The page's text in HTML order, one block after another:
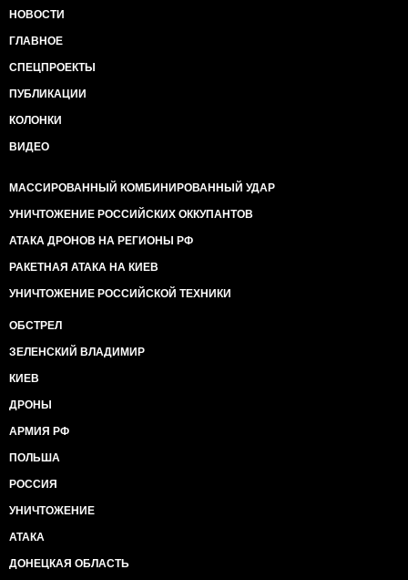
НОВОСТИ
ГЛАВНОЕ
СПЕЦПРОЕКТЫ
ПУБЛИКАЦИИ
КОЛОНКИ
ВИДЕО
МАССИРОВАННЫЙ КОМБИНИРОВАННЫЙ УДАР
УНИЧТОЖЕНИЕ РОССИЙСКИХ ОККУПАНТОВ
АТАКА ДРОНОВ НА РЕГИОНЫ РФ
РАКЕТНАЯ АТАКА НА КИЕВ
УНИЧТОЖЕНИЕ РОССИЙСКОЙ ТЕХНИКИ
ОБСТРЕЛ
ЗЕЛЕНСКИЙ ВЛАДИМИР
КИЕВ
ДРОНЫ
АРМИЯ РФ
ПОЛЬША
РОССИЯ
УНИЧТОЖЕНИЕ
АТАКА
ДОНЕЦКАЯ ОБЛАСТЬ